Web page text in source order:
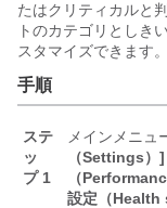
たはクリティカルと
トのカテゴリとしき
スタマイズできます。
手順
ステ
ッ
プ 1
メインメニュ
（Settings）]
（
設定（